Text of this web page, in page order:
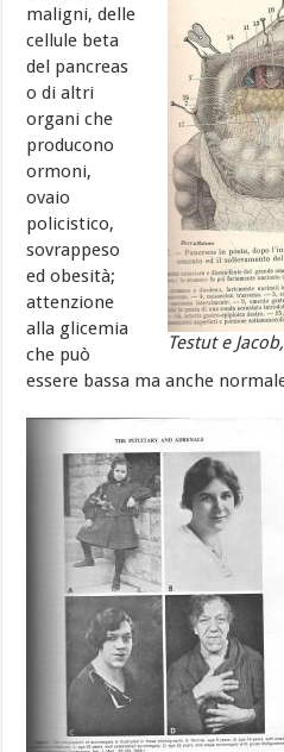
Testut e
maligni, delle
cellule beta
del pancreas
o di altri
organi che
producono
ormoni,
ovaio
policistico,
sovrappeso
ed obesità;
attenzione
alla glicemia
che può
essere bassa ma anche